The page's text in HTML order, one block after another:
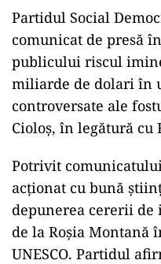
Partidul Social
comunicat de presă
publicului riscul
miliarde de dolari în
controversate ale
Cioloș, în legătură cu
Potrivit
acționat cu bună
depunerea cererii
de la Roșia
UNESCO. Partidul